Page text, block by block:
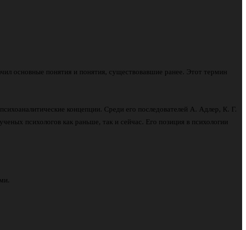
основные понятия и понятия, существовавшие ранее. Этот термин
концепции. Среди его последователей А. Адлер, К. Г.
психологов как раньше, так и сейчас. Его позиция в психологии